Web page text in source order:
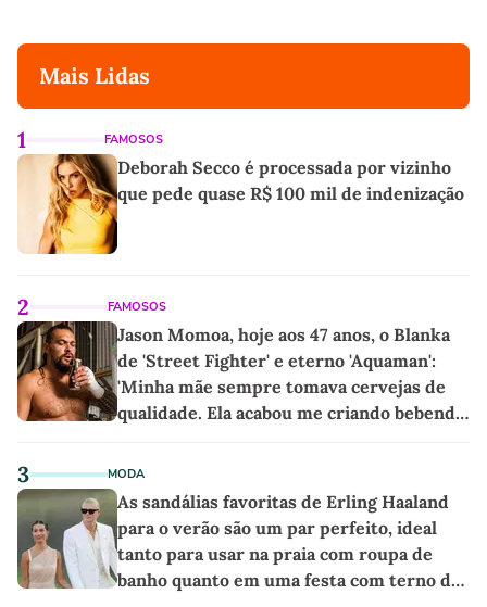
Mais Lidas
1 FAMOSOS
Deborah Secco é processada por vizinho
que pede quase R$ 100 mil de indenização
2 FAMOSOS
Jason Momoa, hoje aos 47 anos, o Blanka
de 'Street Fighter' e eterno 'Aquaman':
'Minha mãe sempre tomava cervejas de
qualidade. Ela acabou me criando bebendo
3 MODA
As sandálias favoritas de Erling Haaland
para o verão são um par perfeito, ideal
tanto para usar na praia com roupa de
banho quanto em uma festa com terno de